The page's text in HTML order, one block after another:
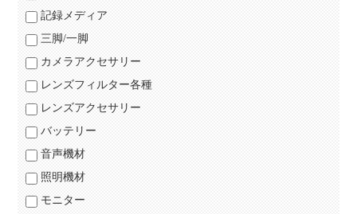
記録メディア
三脚/一脚
カメラアクセサリー
レンズフィルター各種
レンズアクセサリー
バッテリー
音声機材
照明機材
モニター